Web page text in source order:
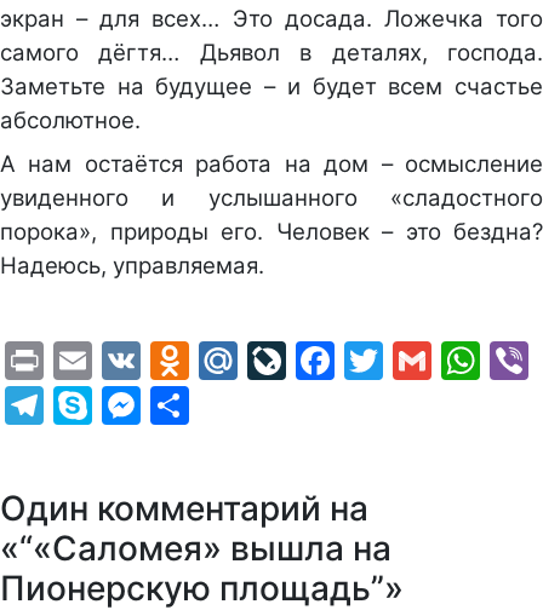
экран – для всех… Это досада. Ложечка того
самого дёгтя… Дьявол в деталях, господа.
Заметьте на будущее – и будет всем счастье
абсолютное.
А нам остаётся работа на дом – осмысление
увиденного и услышанного «сладостного
порока», природы его. Человек – это бездна?
Надеюсь, управляемая.
PrintEmail
VK Odnoklassniki
Mail.Ru
LiveJournal
Facebook
Twitter
Gmail
Telegram
SkypeMessenger
Один комментарий на
«“«Саломея» вышла на
Пионерскую площадь”»